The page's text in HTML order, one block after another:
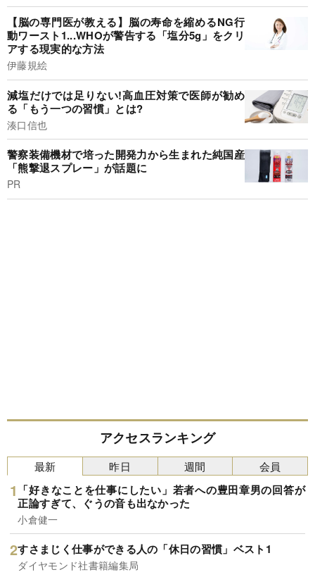
【脳の専門医が教える】脳の寿命を縮めるNG行
動ワースト1...WHOが警告する「塩分5g」をクリ
アする現実的な方法
伊藤規絵
減塩だけでは足りない!高血圧対策で医師が勧め
る「もう一つの習慣」とは?
湊口信也
警察装備機材で培った開発力から生まれた純国産
「熊撃退スプレー」が話題に
PR
アクセスランキング
最新
「好きなことを仕事にしたい」若者への豊田章男の回答が
正論すぎて、ぐうの音も出なかった
小倉健一
すさまじく仕事ができる人の「休日の習慣」ベスト1
ダイヤモンド社書籍編集局
昨日 週間 会員